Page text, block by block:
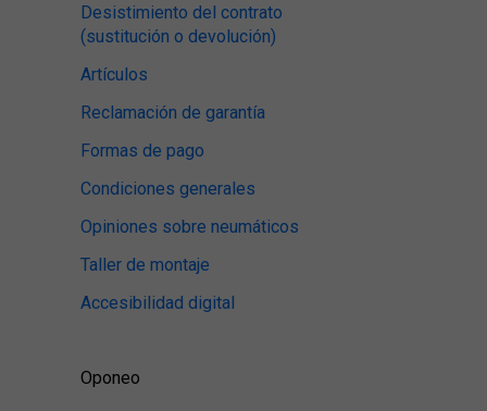
Desistimiento del contrato
(sustitución o devolución)
Artículos
Reclamación de garantía
Formas de pago
Condiciones generales
Opiniones sobre neumáticos
Taller de montaje
Accesibilidad digital
Oponeo